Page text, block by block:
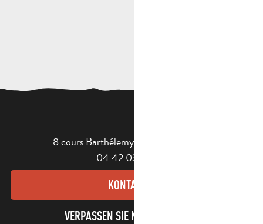
8 cours Barthélemy - 13400 Aubagne
04 42 03 49 98
KONTAKT
VERPASSEN SIE NICHT UNSEREN